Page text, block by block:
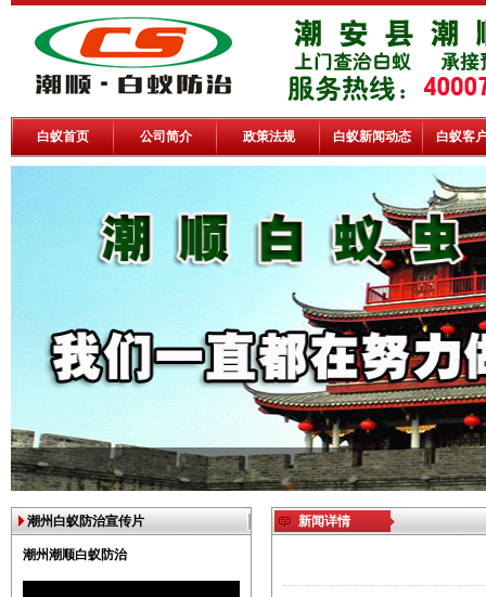
白蚁首页 公司简介 政策法规 白蚁新闻动态 白蚁客
潮州白蚁防治宣传片
潮州潮顺白蚁防治
新闻详情